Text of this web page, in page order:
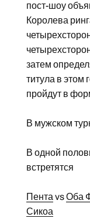
пост-шоу
Королева
затем
титула в
пройдут в
В мужском
В одной
встретятся
Пента vsОба
Сикоа